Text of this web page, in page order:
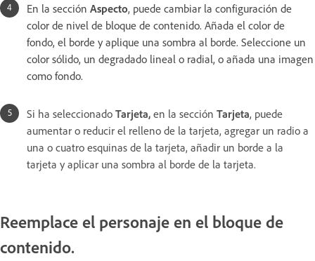
En la sección Aspecto, puede cambiar la configuración de
color de nivel de bloque de contenido. Añada el color de
fondo, el borde y aplique una sombra al borde. Seleccione un
color sólido, un degradado lineal o radial, o añada una imagen
como fondo.
Si ha seleccionado Tarjeta, en la sección Tarjeta, puede
aumentar o reducir el relleno de la tarjeta, agregar un radio a
una o cuatro esquinas de la tarjeta, añadir un borde a la
tarjeta y aplicar una sombra al borde de la tarjeta.
Reemplace el personaje en el bloque de
contenido.